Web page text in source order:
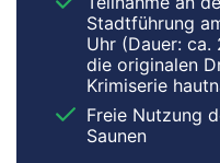
Stadtführung
Uhr (Dauer: ca.
die originalen
Krimiserie
Freie Nutzung
Saunen